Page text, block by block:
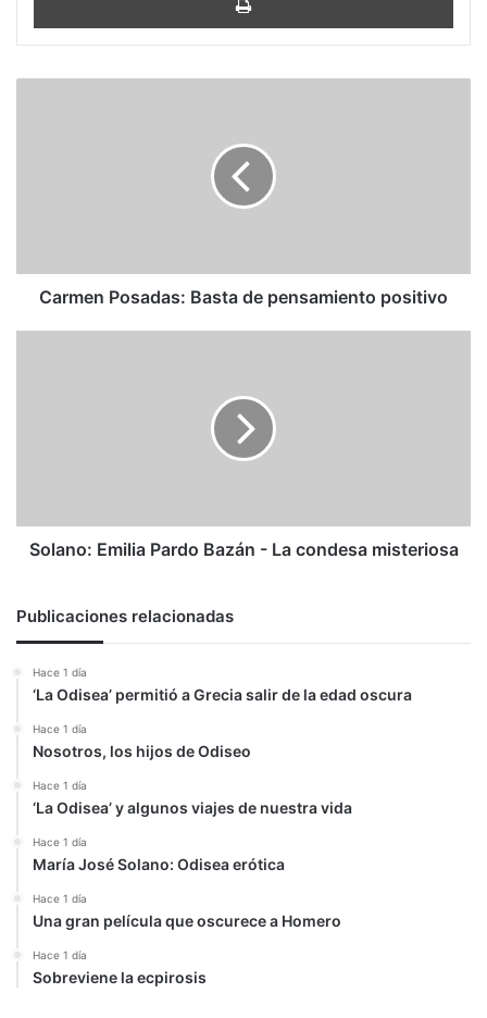
Carmen Posadas: Basta de pensamiento positivo
Solano: Emilia Pardo Bazán - La condesa misteriosa
Publicaciones relacionadas
Hace 1 día
‘La Odisea’ permitió a Grecia salir de la edad oscura
Hace 1 día
Nosotros, los hijos de Odiseo
Hace 1 día
‘La Odisea’ y algunos viajes de nuestra vida
Hace 1 día
María José Solano: Odisea erótica
Hace 1 día
Una gran película que oscurece a Homero
Hace 1 día
Sobreviene la ecpirosis